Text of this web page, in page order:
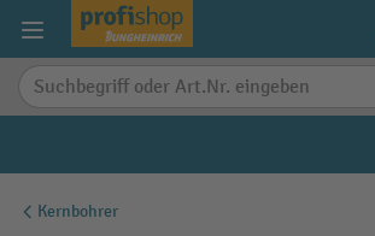
springen
Kernbohrer